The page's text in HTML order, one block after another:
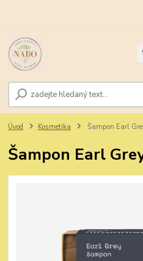
Úvod Kosmetika Šampon Earl
Šampon Earl